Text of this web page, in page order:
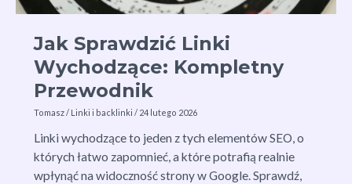
Jak Sprawdzić Linki
Wychodzące: Kompletny
Przewodnik
Tomasz/ Linki i backlinki / 24 lutego 2026
Linki wychodzące to jeden z tych elementów SEO, o
których łatwo zapomnieć, a które potrafią realnie
wpłynąć na widoczność strony w Google. Sprawdź,